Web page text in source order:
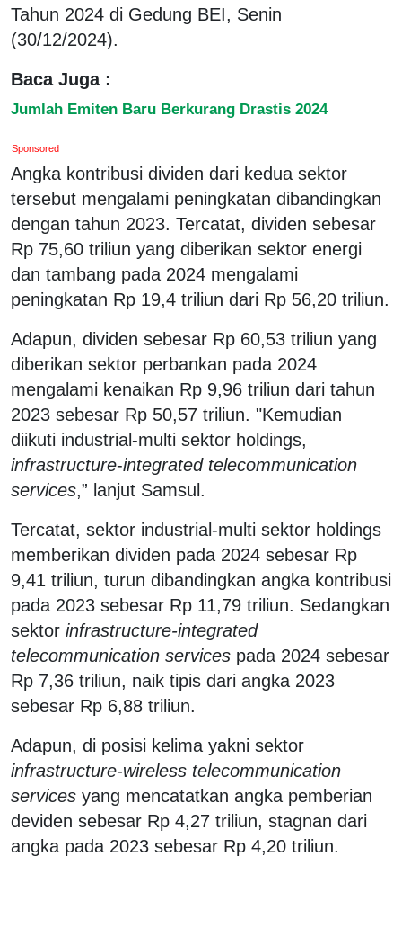
Tahun 2024 di Gedung BEI, Senin
(30/12/2024).
Baca Juga :
Jumlah Emiten Baru Berkurang Drastis 2024
Sponsored
Angka kontribusi dividen dari kedua sektor
tersebut mengalami peningkatan dibandingkan
dengan tahun 2023. Tercatat, dividen sebesar
Rp 75,60 triliun yang diberikan sektor energi
dan tambang pada 2024 mengalami
peningkatan Rp 19,4 triliun dari Rp 56,20 triliun.
Adapun, dividen sebesar Rp 60,53 triliun yang
diberikan sektor perbankan pada 2024
mengalami kenaikan Rp 9,96 triliun dari tahun
2023 sebesar Rp 50,57 triliun. "Kemudian
diikuti industrial-multi sektor holdings,
infrastructure-integrated telecommunication
services,” lanjut Samsul.
Tercatat, sektor industrial-multi sektor holdings
memberikan dividen pada 2024 sebesar Rp
9,41 triliun, turun dibandingkan angka kontribusi
pada 2023 sebesar Rp 11,79 triliun. Sedangkan
sektor infrastructure-integrated
telecommunication services pada 2024 sebesar
Rp 7,36 triliun, naik tipis dari angka 2023
sebesar Rp 6,88 triliun.
Adapun, di posisi kelima yakni sektor
infrastructure-wireless telecommunication
services yang mencatatkan angka pemberian
deviden sebesar Rp 4,27 triliun, stagnan dari
angka pada 2023 sebesar Rp 4,20 triliun.